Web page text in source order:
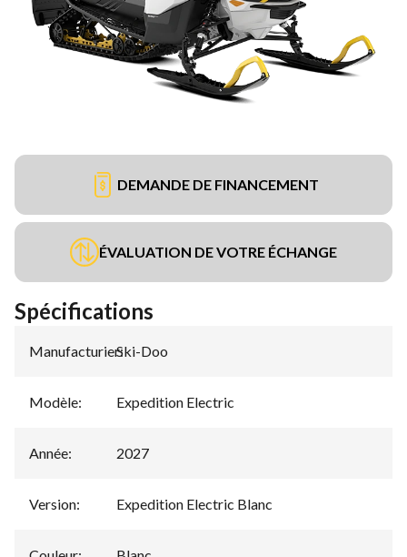
DEMANDE DE FINANCEMENT
ÉVALUATION DE VOTRE ÉCHANGE
Spécifications
Manufacturier:
Ski-Doo
Modèle: Expedition Electric
Année: 2027
Version: Expedition Electric Blanc